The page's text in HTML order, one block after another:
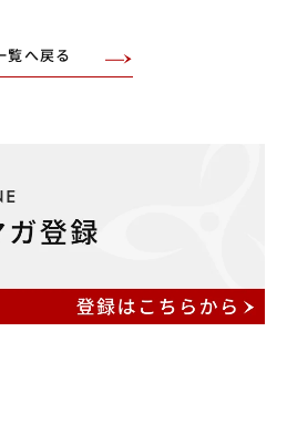
覧へ戻る